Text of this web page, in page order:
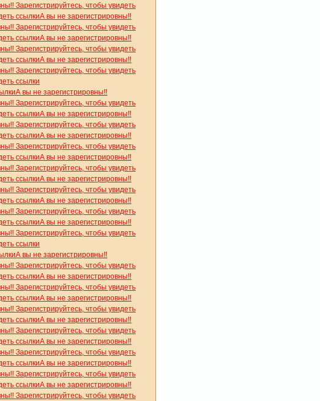
Зарегистрируйтесь, чтобы увидеть
ссылкиА вы не зарегистрировны!!
Зарегистрируйтесь, чтобы увидеть
ссылкиА вы не зарегистрировны!!
Зарегистрируйтесь, чтобы увидеть
ссылкиА вы не зарегистрировны!!
Зарегистрируйтесь, чтобы увидеть
ссылки
А вы не зарегистрировны!!
Зарегистрируйтесь, чтобы увидеть
ссылкиА вы не зарегистрировны!!
Зарегистрируйтесь, чтобы увидеть
ссылкиА вы не зарегистрировны!!
Зарегистрируйтесь, чтобы увидеть
ссылкиА вы не зарегистрировны!!
Зарегистрируйтесь, чтобы увидеть
ссылкиА вы не зарегистрировны!!
Зарегистрируйтесь, чтобы увидеть
ссылкиА вы не зарегистрировны!!
Зарегистрируйтесь, чтобы увидеть
ссылкиА вы не зарегистрировны!!
Зарегистрируйтесь, чтобы увидеть
ссылки
А вы не зарегистрировны!!
Зарегистрируйтесь, чтобы увидеть
ссылкиА вы не зарегистрировны!!
Зарегистрируйтесь, чтобы увидеть
ссылкиА вы не зарегистрировны!!
Зарегистрируйтесь, чтобы увидеть
ссылкиА вы не зарегистрировны!!
Зарегистрируйтесь, чтобы увидеть
ссылкиА вы не зарегистрировны!!
Зарегистрируйтесь, чтобы увидеть
ссылкиА вы не зарегистрировны!!
Зарегистрируйтесь, чтобы увидеть
ссылкиА вы не зарегистрировны!!
Зарегистрируйтесь, чтобы увидеть